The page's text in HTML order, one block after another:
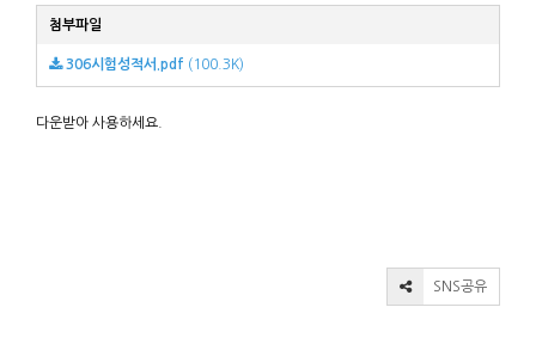
첨부파일
306시험성적서.pdf (100.3K)
다운받아 사용하세요.
SNS공유